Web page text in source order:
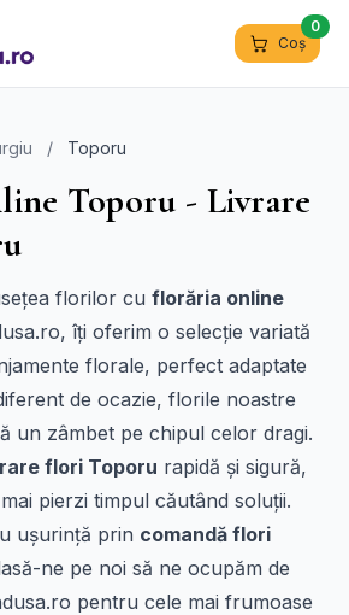
Coș
0
/ Toporu
Toporu - Livrare
florilor cu florăria online
îți oferim o selecție variată
florale, perfect adaptate
de ocazie, florile noastre
un zâmbet pe chipul celor dragi.
flori Toporu rapidă și sigură,
pierzi timpul căutând soluții.
ușurință prin comandă flori
ne pe noi să ne ocupăm de
pentru cele mai frumoase